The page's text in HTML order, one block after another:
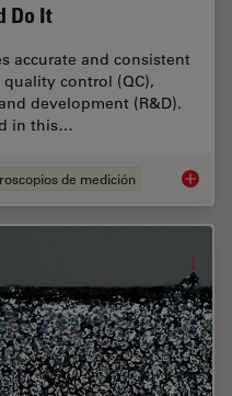
Do It
accurate and consistent
control (QC),
development (R&D).
in this…
de medición